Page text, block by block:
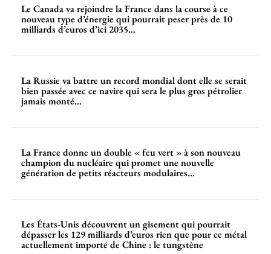
Le Canada va rejoindre la France dans la course à ce
nouveau type d’énergie qui pourrait peser près de 10
milliards d’euros d’ici 2035...
La Russie va battre un record mondial dont elle se serait
bien passée avec ce navire qui sera le plus gros pétrolier
jamais monté...
La France donne un double « feu vert » à son nouveau
champion du nucléaire qui promet une nouvelle
génération de petits réacteurs modulaires...
Les États-Unis découvrent un gisement qui pourrait
dépasser les 129 milliards d’euros rien que pour ce métal
actuellement importé de Chine : le tungstène